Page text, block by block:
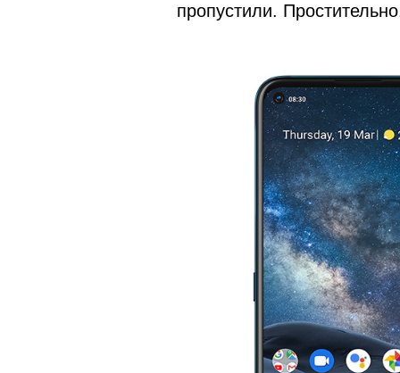
пропустили.